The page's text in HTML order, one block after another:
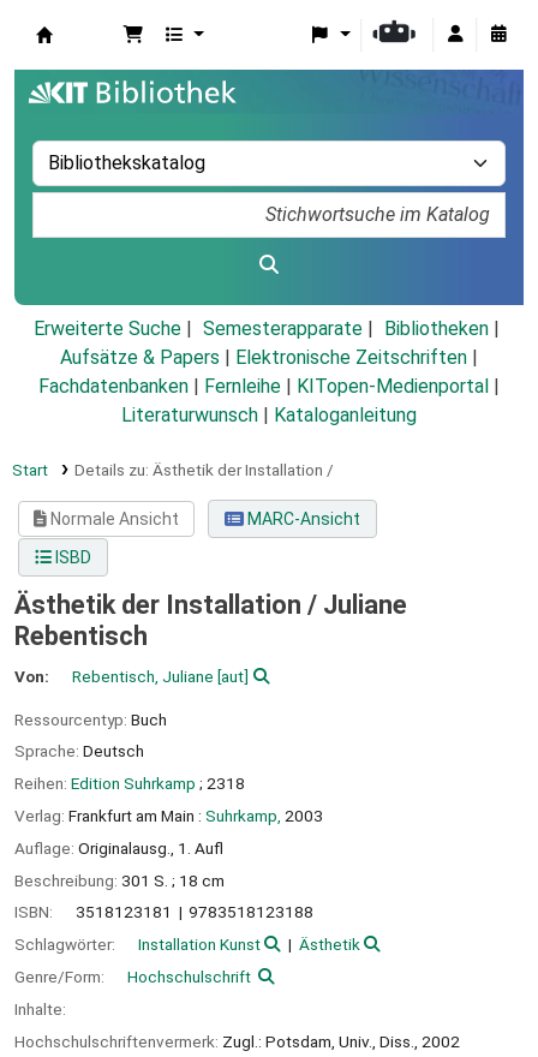
Erweiterte Suche Semesterapparate
Bibliotheken
Aufsätze & Papers
Elektronische Zeitschriften
Fachdatenbanken
Fernleihe KITopen-Medienportal
Literaturwunsch
Kataloganleitung
Start Details zu: Ästhetik der Installation /
Normale Ansicht
MARC-Ansicht
ISBD
Ästhetik der Installation / Juliane
Rebentisch
Von: Rebentisch, Juliane [aut]
Ressourcentyp: Buch
Sprache: Deutsch
Reihen: Edition Suhrkamp ; 2318
Verlag: Frankfurt am Main : Suhrkamp, 2003
Auflage: Originalausg., 1. Aufl
Beschreibung: 301 S. ; 18 cm
ISBN:
3518123181
9783518123188
Schlagwörter:
Installation Kunst
Ästhetik
Genre/Form:
Hochschulschrift
Inhalte:
Hochschulschriftenvermerk: Zugl.: Potsdam, Univ., Diss., 2002